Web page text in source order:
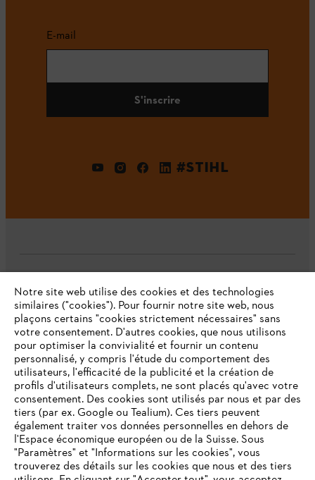
E-mail
S'inscrire
#STIHL
L'Entreprise
Questions fréquentes
Service
VOTRE NAVIGATEUR INTERNET
Notre site web utilise des cookies et des technologies
similaires ("cookies"). Pour fournir notre site web, nous
plaçons certains "cookies strictement nécessaires" sans
votre consentement. D'autres cookies, que nous utilisons
pour optimiser la convivialité et fournir un contenu
personnalisé, y compris l'étude du comportement des
utilisateurs, l'efficacité de la publicité et la création de
profils d'utilisateurs complets, ne sont placés qu'avec votre
consentement. Des cookies sont utilisés par nous et par des
tiers (par ex. Google ou Tealium). Ces tiers peuvent
également traiter vos données personnelles en dehors de
l'Espace économique européen ou de la Suisse. Sous
"Paramètres" et "Informations sur les cookies", vous
trouverez des détails sur les cookies que nous et des tiers